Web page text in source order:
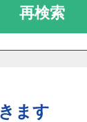
再検索
ます